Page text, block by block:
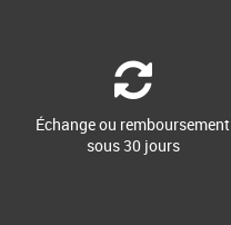
Échange ou remboursement
sous 30 jours